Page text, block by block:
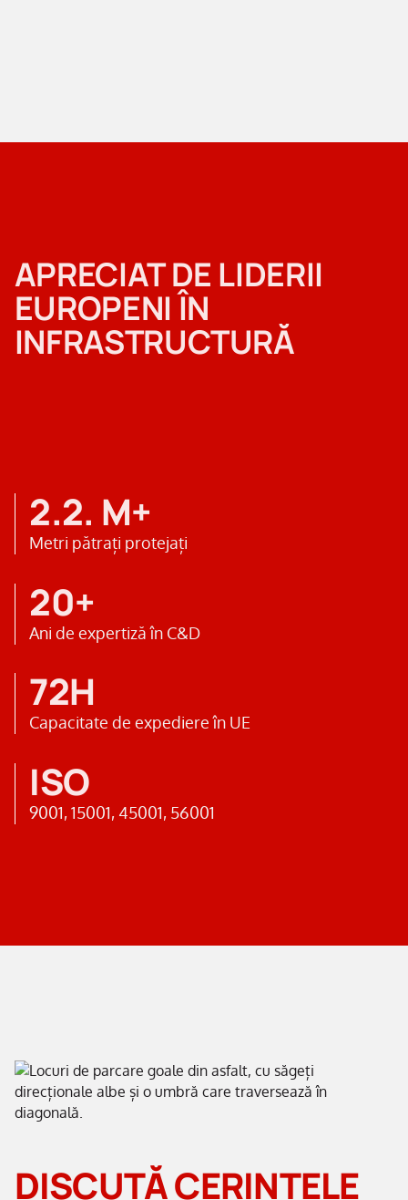
APRECIAT DE LIDERII
EUROPENI ÎN
INFRASTRUCTURĂ
2.2. M+
Metri pătrați protejați
20+
Ani de expertiză în C&D
72H
Capacitate de expediere în UE
ISO
9001, 15001, 45001, 56001
DISCUTĂ CERINȚELE